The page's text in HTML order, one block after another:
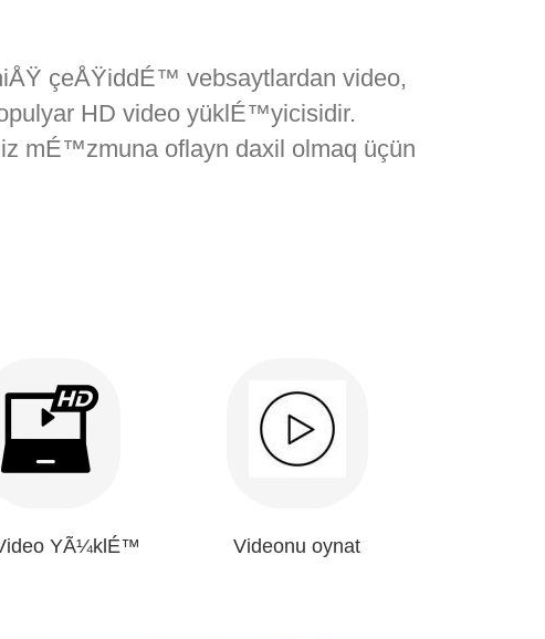
çeÅŸiddÉ™ vebsaytlardan video,
HD video yüklÉ™yicisidir.
mÉ™zmuna oflayn daxil olmaq üçün
YÃ¼klÉ™ Videonu oynat